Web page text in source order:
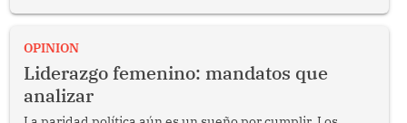
OPINION
Liderazgo femenino: mandatos que
analizar